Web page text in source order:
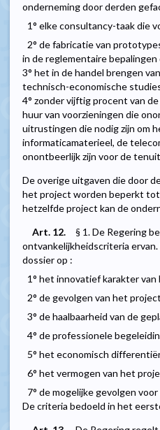
onderneming door derden
1° elke consultancy-taak die
2° de fabricatie van
in de reglementaire
3° het in de handel brengen
technisch-economische
4° zonder vijftig procent van
huur van voorzieningen die
uitrustingen die nodig zijn om
informaticamaterieel, de
onontbeerlijk zijn voor de
De overige uitgaven die door
het project worden beperkt tot
hetzelfde project kan de
Art. 12.
§ 1. De Regering
ontvankelijkheidscriteria
dossier op :
1° het innovatief karakter
2° de gevolgen van het
3° de haalbaarheid van de
4° de professionele
5° het economisch
6° het vermogen van het
7° de mogelijke gevolgen
De criteria bedoeld in het